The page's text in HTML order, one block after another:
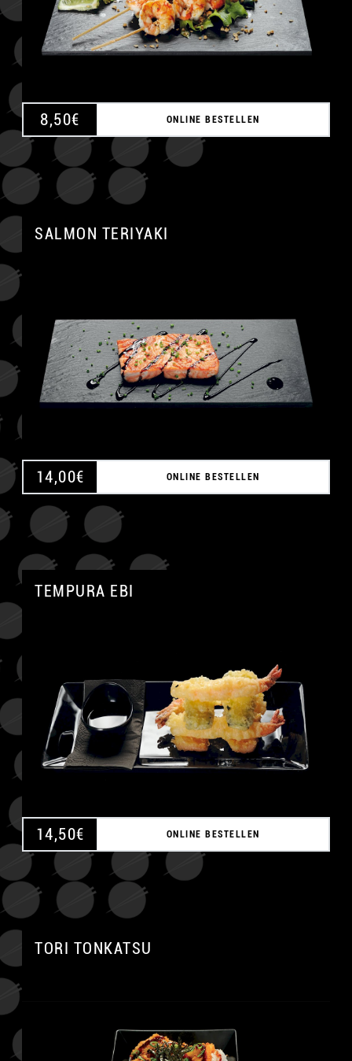
8,50€ ONLINE BESTELLEN
SALMON TERIYAKI
14,00€ ONLINE BESTELLEN
TEMPURA EBI
14,50€ ONLINE BESTELLEN
TORI TONKATSU